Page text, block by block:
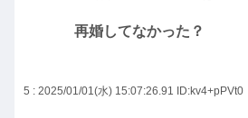
再婚してなかった？
5 : 2025/01/01(水) 15:07:26.91 ID:kv4+pPVt0